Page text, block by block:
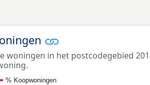
woningen in het postcodegebied
% Koopwoningen